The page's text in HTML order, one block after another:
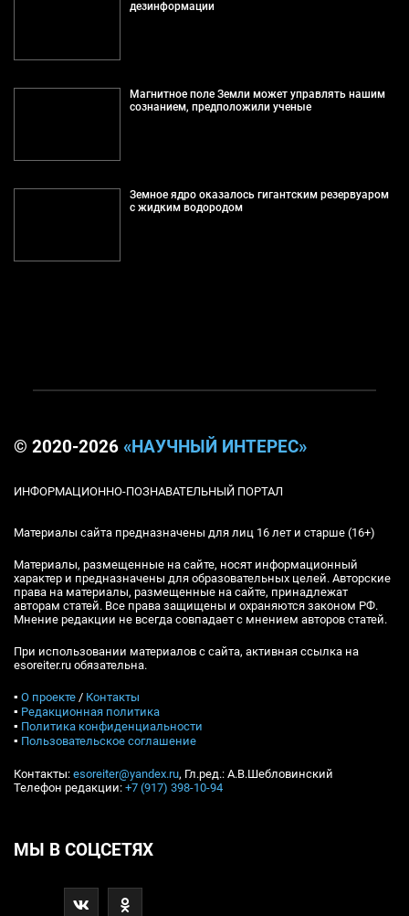
дезинформации
Магнитное поле Земли может управлять нашим
сознанием, предположили ученые
Земное ядро оказалось гигантским резервуаром
с жидким водородом
© 2020-2026 «НАУЧНЫЙ ИНТЕРЕС»
ИНФОРМАЦИОННО-ПОЗНАВАТЕЛЬНЫЙ ПОРТАЛ
Материалы сайта предназначены для лиц 16 лет и старше (16+)
Материалы, размещенные на сайте, носят информационный
характер и предназначены для образовательных целей. Авторские
права на материалы, размещенные на сайте, принадлежат
авторам статей. Все права защищены и охраняются законом РФ.
Мнение редакции не всегда совпадает с мнением авторов статей.
При использовании материалов с сайта, активная ссылка на
esoreiter.ru обязательна.
▪ О проекте / Контакты
▪ Редакционная политика
▪ Политика конфиденциальности
▪ Пользовательское соглашение
Контакты: esoreiter@yandex.ru, Гл.ред.: А.В.Шебловинский
Телефон редакции: +7 (917) 398-10-94
МЫ В СОЦСЕТЯХ